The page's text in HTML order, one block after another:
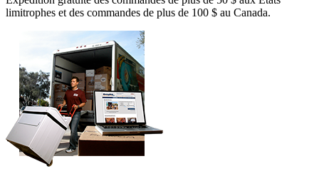
limitrophes et des commandes de plus de 100 $ au Canada.